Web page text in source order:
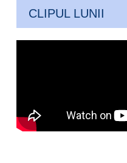
CLIPUL LUNII